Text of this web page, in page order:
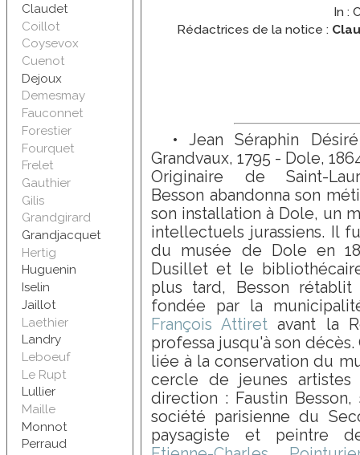
Claudet
Coillot
Coysevox
Cuenot
Dejoux
Demesmay
Fauconnet
Forestier
Fourquet
Frelet
Gauthier
Gilis
Grandgirard
Grandjacquet
Hertig
Huguenin
Iselin
Jaillot
Laethier
Landry
Leboeuf
Le Rupt
Lullier
Maille
Monnot
Perraud
In :
Rédactrices de la notice :
• Jean Séraphin
Grandvaux, 1795 - Dole,
Originaire de Saint-
Besson abandonna son
son installation à Dole, un
intellectuels jurassiens. Il
du musée de Dole en
Dusillet et le
plus tard, Besson
fondée par la
François Attiret avant la
professa jusqu'à son
liée à la conservation du
cercle de jeunes
direction : Faustin
société parisienne du
paysagiste et peintre